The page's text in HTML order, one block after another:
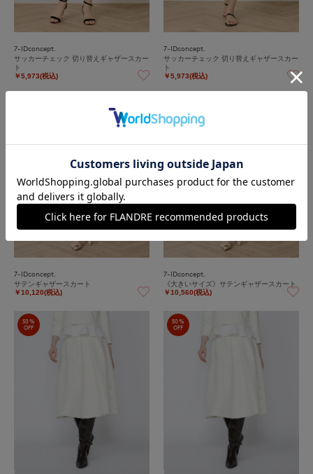
7-IDconcept.
サッカーチェック 切り替えギャザースカー
ト
￥5,973(税込)
7-IDconcept.
サッカーチェック 切り替えギャザースカー
ト
￥5,973(税込)
7-IDconcept.
サテンギャザースカート
￥10,120(税込)
7-IDconcept.
《大きいサイズ》サテンギャザースカート
￥10,560(税込)
50%
OFF
50%
OFF